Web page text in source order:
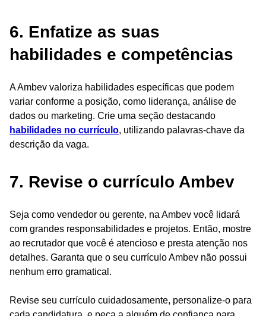
6. Enfatize as suas
habilidades e competências
A Ambev valoriza habilidades específicas que podem
variar conforme a posição, como liderança, análise de
dados ou marketing. Crie uma seção destacando
habilidades no currículo, utilizando palavras-chave da
descrição da vaga.
7. Revise o currículo Ambev
Seja como vendedor ou gerente, na Ambev você lidará
com grandes responsabilidades e projetos. Então, mostre
ao recrutador que você é atencioso e presta atenção nos
detalhes. Garanta que o seu currículo Ambev não possui
nenhum erro gramatical.
Revise seu currículo cuidadosamente, personalize-o para